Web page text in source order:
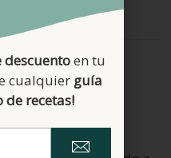
8:23 am
descuentoen tu
cualquier guía
recetas!